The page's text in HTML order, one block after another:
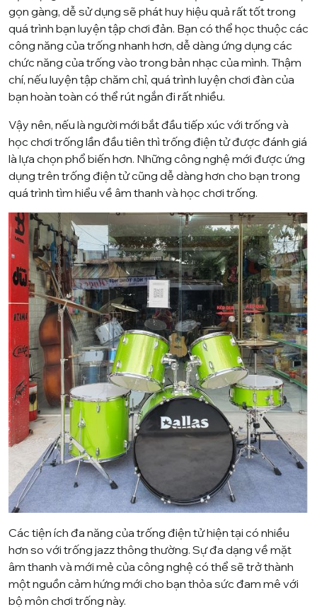
gọn gàng, dễ sử dụng sẽ phát huy hiệu quả rất tốt trong
quá trình bạn luyện tập chơi đản. Bạn có thể học thuộc các
công năng của trống nhanh hơn, dễ dàng ứng dụng các
chức năng của trống vào trong bản nhạc của mình. Thậm
chí, nếu luyện tập chăm chỉ, quá trình luyện chơi đàn của
bạn hoàn toàn có thể rút ngắn đi rất nhiều.
Vậy nên, nếu là người mới bắt đầu tiếp xúc với trống và
học chơi trống lần đầu tiên thì trống điện tử được đánh giá
là lựa chọn phổ biến hơn. Những công nghệ mới được ứng
dụng trên trống điện tử cũng dễ dàng hơn cho bạn trong
quá trình tìm hiểu về âm thanh và học chơi trống.
Các tiện ích đa năng của trống điện tử hiện tại có nhiều
hơn so với trống jazz thông thường. Sự đa dạng về mặt
âm thanh và mới mẻ của công nghệ có thể sẽ trở thành
một nguồn cảm hứng mới cho bạn thỏa sức đam mê với
bộ môn chơi trống này.